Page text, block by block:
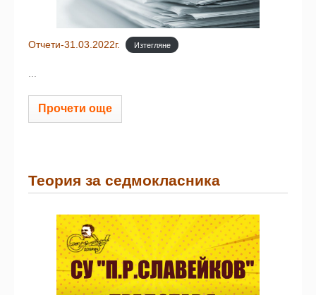
Отчети-31.03.2022г. Изтегляне
Прочети още
Теория за седмокласника